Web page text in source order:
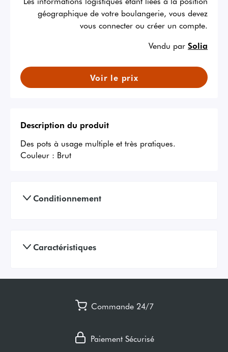
géographique de votre boulangerie, vous devez
vous connecter ou créer un compte.
Vendu par Solia
Voir le prix
Description du produit
Des pots à usage multiple et très pratiques.
Couleur : Brut
Conditionnement
Caractéristiques
Commande 24/7
Paiement Sécurisé